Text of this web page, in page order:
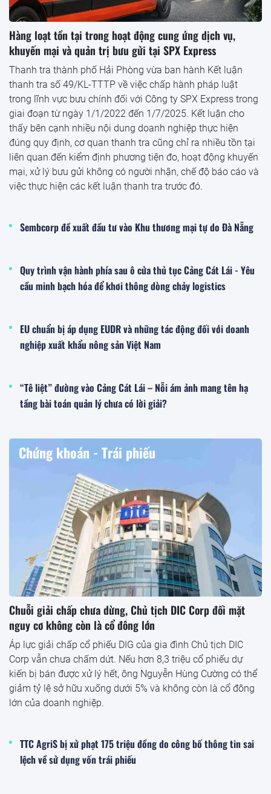
Hàng loạt tồn tại trong hoạt động cung ứng dịch vụ,
khuyến mại và quản trị bưu gửi tại SPX Express
Thanh tra thành phố Hải Phòng vừa ban hành Kết luận
thanh tra số 49/KL-TTTP về việc chấp hành pháp luật
trong lĩnh vực bưu chính đối với Công ty SPX Express trong
giai đoạn từ ngày 1/1/2022 đến 1/7/2025. Kết luận cho
thấy bên cạnh nhiều nội dung doanh nghiệp thực hiện
đúng quy định, cơ quan thanh tra cũng chỉ ra nhiều tồn tại
liên quan đến kiểm định phương tiện đo, hoạt động khuyến
mại, xử lý bưu gửi không có người nhận, chế độ báo cáo và
việc thực hiện các kết luận thanh tra trước đó.
Sembcorp đề xuất đầu tư vào Khu thương mại tự do Đà Nẵng
Quy trình vận hành phía sau ô cửa thủ tục Cảng Cát Lái - Yêu
cầu minh bạch hóa để khơi thông dòng chảy logistics
EU chuẩn bị áp dụng EUDR và những tác động đối với doanh
nghiệp xuất khẩu nông sản Việt Nam
“Tê liệt” đường vào Cảng Cát Lái – Nỗi ám ảnh mang tên hạ
tầng bài toán quản lý chưa có lời giải?
Chứng khoán - Trái phiếu
Chuỗi giải chấp chưa dừng, Chủ tịch DIC Corp đối mặt
nguy cơ không còn là cổ đông lớn
Áp lực giải chấp cổ phiếu DIG của gia đình Chủ tịch DIC
Corp vẫn chưa chấm dứt. Nếu hơn 8,3 triệu cổ phiếu dự
kiến bị bán được xử lý hết, ông Nguyễn Hùng Cường có thể
giảm tỷ lệ sở hữu xuống dưới 5% và không còn là cổ đông
lớn của doanh nghiệp.
TTC AgriS bị xử phạt 175 triệu đồng do công bố thông tin sai
lệch về sử dụng vốn trái phiếu